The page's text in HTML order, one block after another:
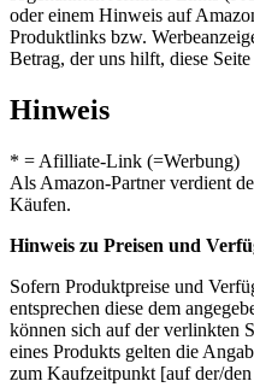
oder einem Hinweis auf
Produktlinks bzw.
Betrag, der uns hilft, diese
Hinweis
* = Afilliate-Link (=Werbung)
Als Amazon-Partner verdient
Käufen.
Hinweis zu Preisen und
Sofern Produktpreise und
entsprechen diese dem
können sich auf der verlinkten
eines Produkts gelten die
zum Kaufzeitpunkt [auf der/